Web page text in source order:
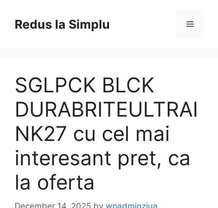
contentRedus la Simplu Menu
SGLPCK BLCK
DURABRITEULTRAI
NK27 cu cel mai
interesant pret, ca
la oferta
December 14, 2025 by wpadminziua